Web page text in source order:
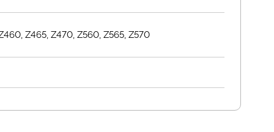
Z465, Z470, Z560, Z565, Z570